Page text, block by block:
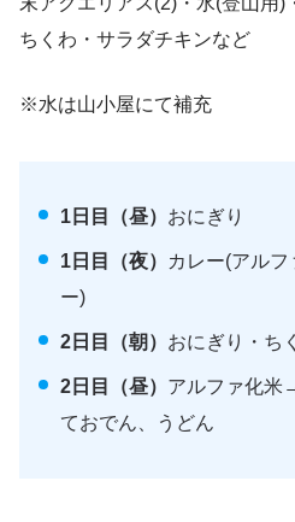
ちくわ・サラダチキンなど
※水は山小屋にて補充
1日目（昼） おにぎり
1日目（夜）
カレー(アル
ー)
2日目（朝） おにぎり・ち
2日目（昼） アルファ化米
ておでん、うどん